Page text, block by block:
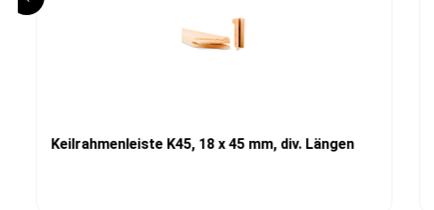
Keilrahmenleiste K45, 18 x 45 mm, div. Längen